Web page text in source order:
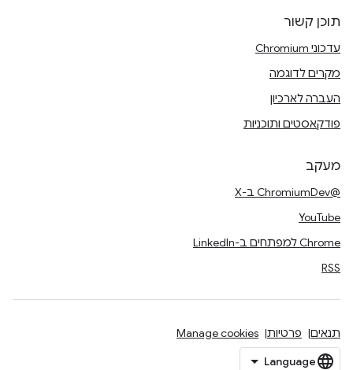
תוכן קשור
עדכוני Chromium
מקרים לדוגמה
העברה לארכיון
פודקאסטים ותוכניות
מעקב
@ChromiumDev ב-X
YouTube
Chrome למפתחים ב-LinkedIn
RSS
תנאים פרטיות Manage cookies